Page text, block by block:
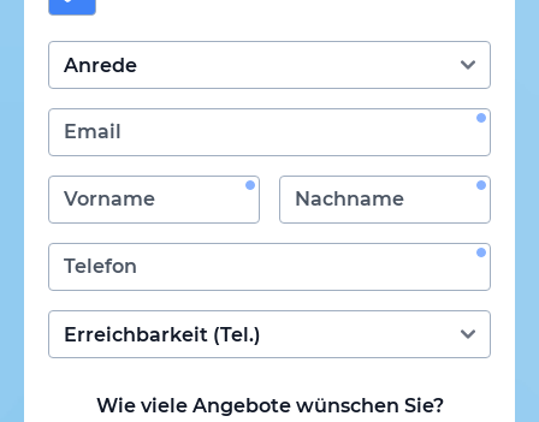
Wie viele Angebote wünschen Sie?